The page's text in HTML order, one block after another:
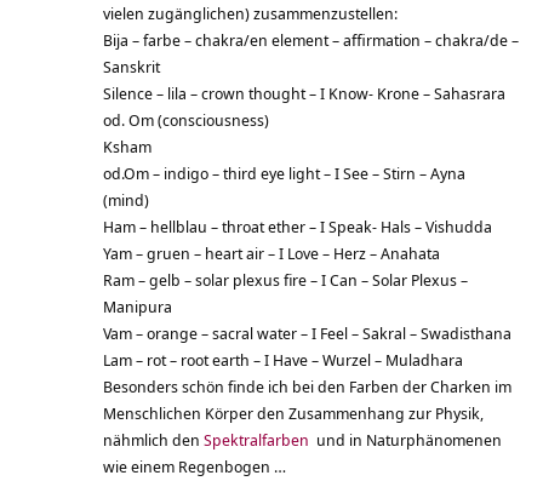
vielen zugänglichen) zusammenzustellen:
Bija – farbe – chakra/en element – affirmation – chakra/de –
Sanskrit
Silence – lila – crown thought – I Know- Krone – Sahasrara
od. Om (consciousness)
Ksham
od.Om – indigo – third eye light – I See – Stirn – Ayna
(mind)
Ham – hellblau – throat ether – I Speak- Hals – Vishudda
Yam – gruen – heart air – I Love – Herz – Anahata
Ram – gelb – solar plexus fire – I Can – Solar Plexus –
Manipura
Vam – orange – sacral water – I Feel – Sakral – Swadisthana
Lam – rot – root earth – I Have – Wurzel – Muladhara
Besonders schön finde ich bei den Farben der Charken im
Menschlichen Körper den Zusammenhang zur Physik,
nähmlich den Spektralfarben und in Naturphänomenen
wie einem Regenbogen …